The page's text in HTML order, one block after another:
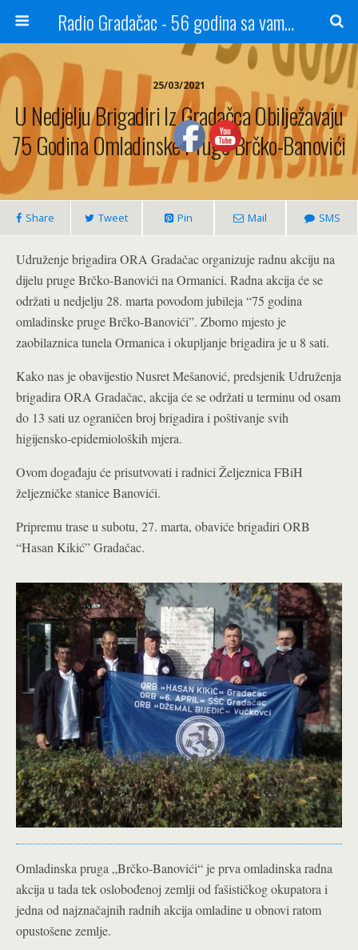
Radio Gradačac - 56 godina sa vama...
25/03/2021
U Nedjelju Brigadiri Iz Gradačca Obilježavaju
75 Godina Omladinske Pruge Brčko-Banovići
Share Tweet Pin Mail SMS
Udruženje brigadira ORA Gradačac organizuje radnu akciju na
dijelu pruge Brčko-Banovići na Ormanici. Radna akcija će se
održati u nedjelju 28. marta povodom jubileja “75 godina
omladinske pruge Brčko-Banovići”. Zborno mjesto je
zaobilaznica tunela Ormanica i okupljanje brigadira je u 8 sati.
Kako nas je obavijestio Nusret Mešanović, predsjenik Udruženja
brigadira ORA Gradačac, akcija će se održati u terminu od osam
do 13 sati uz ograničen broj brigadira i poštivanje svih
higijensko-epidemioloških mjera.
Ovom događaju će prisutvovati i radnici Željeznica FBiH
željezničke stanice Banovići.
Pripremu trase u subotu, 27. marta, obaviće brigadiri ORB
“Hasan Kikić” Gradačac.
Omladinska pruga „Brčko-Banovići“ je prva omladinska radna
akcija u tada tek oslobođenoj zemlji od fašističkog okupatora i
jedna od najznačajnih radnih akcija omladine u obnovi ratom
opustošene zemlje.